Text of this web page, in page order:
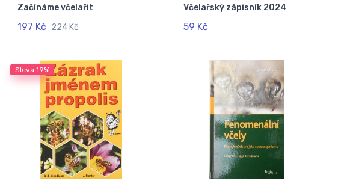
Začínáme včelařit
197 Kč 224 Kč
Včelařský zápisník 2024
59 Kč
Sleva 19%